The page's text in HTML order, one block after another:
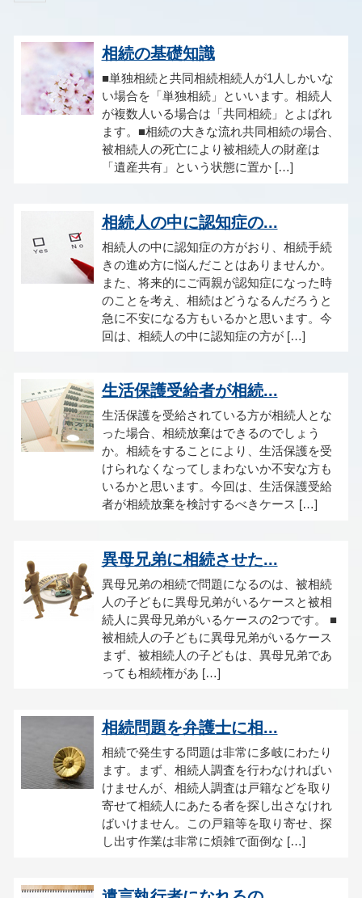
相続の基礎知識
■単独相続と共同相続相続人が1人しかいな
い場合を「単独相続」といいます。相続人
が複数人いる場合は「共同相続」とよばれ
ます。■相続の大きな流れ共同相続の場合、
被相続人の死亡により被相続人の財産は
「遺産共有」という状態に置か […]
相続人の中に認知症の...
相続人の中に認知症の方がおり、相続手続
きの進め方に悩んだことはありませんか。
また、将来的にご両親が認知症になった時
のことを考え、相続はどうなるんだろうと
急に不安になる方もいるかと思います。今
回は、相続人の中に認知症の方が […]
生活保護受給者が相続...
生活保護を受給されている方が相続人とな
った場合、相続放棄はできるのでしょう
か。相続をすることにより、生活保護を受
けられなくなってしまわないか不安な方も
いるかと思います。今回は、生活保護受給
者が相続放棄を検討するべきケース […]
異母兄弟に相続させた...
異母兄弟の相続で問題になるのは、被相続
人の子どもに異母兄弟がいるケースと被相
続人に異母兄弟がいるケースの2つです。 ■
被相続人の子どもに異母兄弟がいるケース
まず、被相続人の子どもは、異母兄弟であ
っても相続権があ […]
相続問題を弁護士に相...
相続で発生する問題は非常に多岐にわたり
ます。まず、相続人調査を行わなければい
けませんが、相続人調査は戸籍などを取り
寄せて相続人にあたる者を探し出さなけれ
ばいけません。この戸籍等を取り寄せ、探
し出す作業は非常に煩雑で面倒な […]